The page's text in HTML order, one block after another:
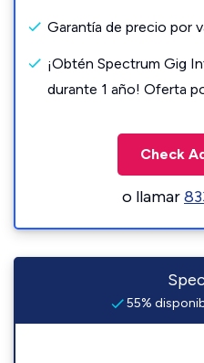
Garantía de precio por
¡Obtén Spectrum Gig
durante 1 año! Oferta
Check
o llamar
55%